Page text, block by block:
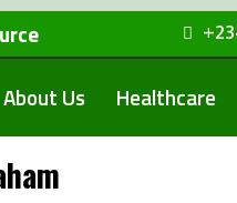
About Us Healthcare